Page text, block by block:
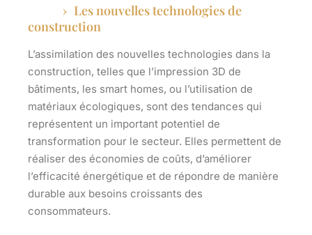
Les nouvelles technologies de
construction
L’assimilation des nouvelles technologies dans la
construction, telles que l’impression 3D de
bâtiments, les smart homes, ou l’utilisation de
matériaux écologiques, sont des tendances qui
représentent un important potentiel de
transformation pour le secteur. Elles permettent de
réaliser des économies de coûts, d’améliorer
l’efficacité énergétique et de répondre de manière
durable aux besoins croissants des
consommateurs.